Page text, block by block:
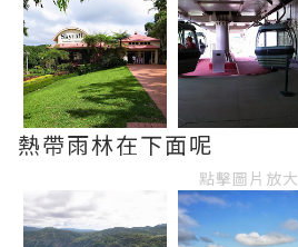
熱帶雨林在下面呢
點擊圖片放大